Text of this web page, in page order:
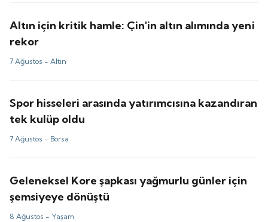
Altın için kritik hamle: Çin'in altın alımında yeni
rekor
7 Ağustos -Altın
Spor hisseleri arasında yatırımcısına kazandıran
tek kulüp oldu
7 Ağustos - Borsa
Geleneksel Kore şapkası yağmurlu günler için
şemsiyeye dönüştü
8 Ağustos - Yaşam